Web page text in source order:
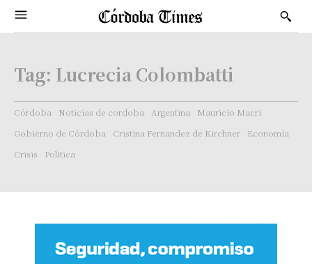
Tag: Lucrecia Colombatti
Córdoba Noticias de cordoba Argentina
Mauricio Macri
Gobierno de Córdoba
Cristina Fernandez de Kirchner
Economía
Crisis
Politica